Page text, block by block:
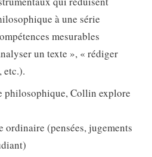
à une série
mesurables
un texte », « rédiger
etc.).
philosophique, Collin explore
ordinaire (pensées, jugements